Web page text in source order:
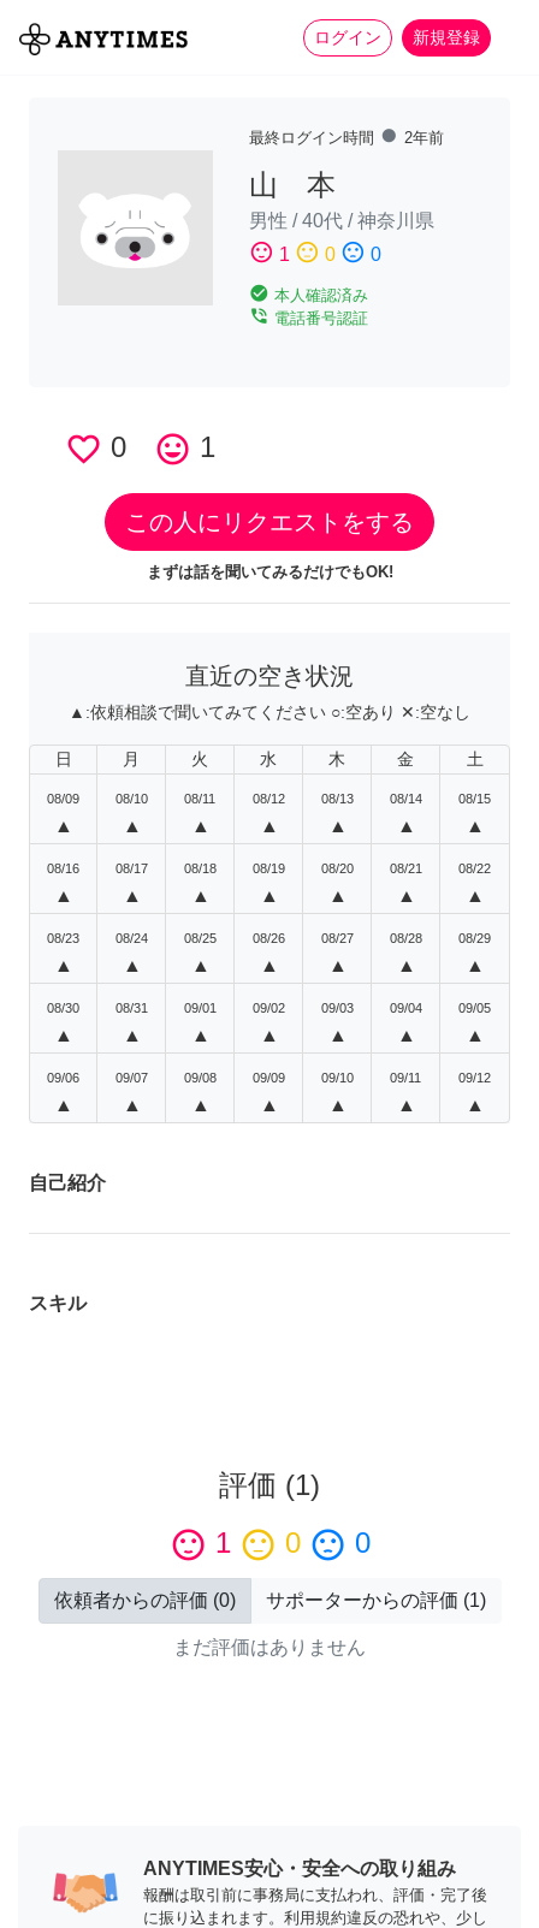
ログイン 新規登録
全て 家事 more_horiz
最終ログイン時間 fiber_manual_record 2年前
山 本
男性 /40代 /神奈川県
sentiment_satisfied 1 sentiment_neutral 0 sentiment_dissatisfied 0
check_circle 本人確認済み
phone_in_talk 電話番号認証
favorite_border 0 tag_faces 1
この人にリクエストをする
まずは話を聞いてみるだけでもOK!
直近の空き状況
▲:依頼相談で聞いてみてください ○:空あり ✕:空なし
日 月 火 水 木 金 土
08/09
▲
08/10
▲
08/11
▲
08/12
▲
08/13
▲
08/14
▲
08/15
▲
08/16
▲
08/17
▲
08/18
▲
08/19
▲
08/20
▲
08/21
▲
08/22
▲
08/23
▲
08/24
▲
08/25
▲
08/26
▲
08/27
▲
08/28
▲
08/29
▲
08/30
▲
08/31
▲
09/01
▲
09/02
▲
09/03
▲
09/04
▲
09/05
▲
09/06
▲
09/07
▲
09/08
▲
09/09
▲
09/10
▲
09/11
▲
09/12
▲
自己紹介
スキル
評価 (1)
sentiment_satisfied 1 sentiment_neutral 0 sentiment_dissatisfied 0
依頼者からの評価 (0) サポーターからの評価 (1)
まだ評価はありません
ANYTIMES安心・安全への取り組み
報酬は取引前に事務局に支払われ、評価・完了後
に振り込まれます。利用規約違反の恐れや、少し